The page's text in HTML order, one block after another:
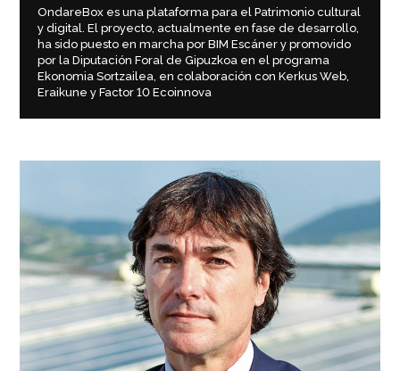
OndareBox es una plataforma para el Patrimonio cultural
y digital. El proyecto, actualmente en fase de desarrollo,
ha sido puesto en marcha por BIM Escáner y promovido
por la Diputación Foral de Gipuzkoa en el programa
Ekonomia Sortzailea, en colaboración con Kerkus Web,
Eraikune y Factor 10 Ecoinnova